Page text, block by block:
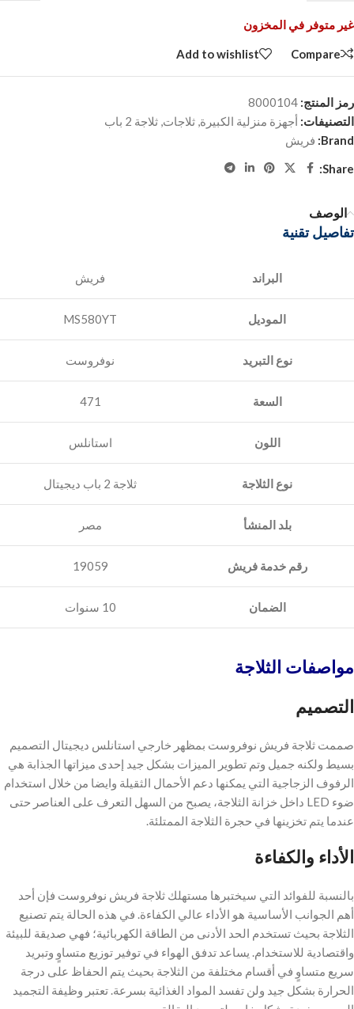
غير متوفر في المخزون
Compare
Add to wishlist
رمز المنتج: 8000104
التصنيفات: أجهزة منزلية الكبيرة, ثلاجات, ثلاجة 2 باب
Brand: فريش
Share:
الوصف
تفاصيل تقنية
البراند فريش‎
الموديل MS580YT
نوع التبريد نوفروست‎
السعة 471
اللون استانلس
نوع الثلاجة ثلاجة 2 باب‎ ديجيتال
بلد المنشأ مصر
رقم خدمة فريش 19059
الضمان 10 سنوات
مواصفات الثلاجة
التصميم
صممت ثلاجة فريش نوفروست بمظهر خارجي استانلس ديجيتال التصميم
بسيط ولكنه جميل وتم تطوير الميزات بشكل جيد إحدى ميزاتها الجذابة هي
الرفوف الزجاجية التي يمكنها دعم الأحمال الثقيلة وايضا من خلال استخدام
ضوء LED داخل خزانة الثلاجة، يصبح من السهل التعرف على العناصر حتى
عندما يتم تخزينها في حجرة الثلاجة الممتلئة.
الأداء والكفاءة
بالنسبة للفوائد التي سيختبرها مستهلك ثلاجة فريش نوفروست فإن أحد
أهم الجوانب الأساسية هو الأداء عالي الكفاءة. في هذه الحالة يتم تصنيع
الثلاجة بحيث تستخدم الحد الأدنى من الطاقة الكهربائية؛ فهي صديقة للبيئة
واقتصادية للاستخدام. يساعد تدفق الهواء في توفير توزيع متساوٍ وتبريد
سريع متساوٍ في أقسام مختلفة من الثلاجة بحيث يتم الحفاظ على درجة
الحرارة بشكل جيد ولن تفسد المواد الغذائية بسرعة. تعتبر وظيفة التجميد